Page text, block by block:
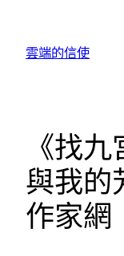
雲端的信使
《找
與我的
作家網